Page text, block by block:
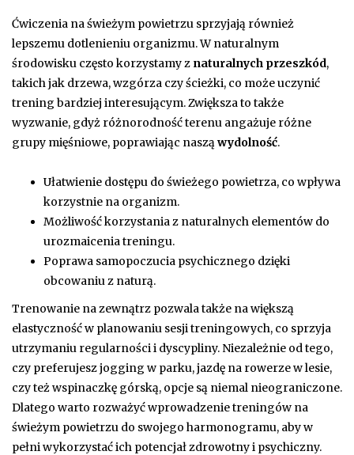
Ćwiczenia na świeżym powietrzu sprzyjają również
lepszemu dotlenieniu organizmu. W naturalnym
środowisku często korzystamy z naturalnych przeszkód,
takich jak drzewa, wzgórza czy ścieżki, co może uczynić
trening bardziej interesującym. Zwiększa to także
wyzwanie, gdyż różnorodność terenu angażuje różne
grupy mięśniowe, poprawiając nasząwydolność.
Ułatwienie dostępu do świeżego powietrza, co wpływa
korzystnie na organizm.
Możliwość korzystania z naturalnych elementów do
urozmaicenia treningu.
Poprawa samopoczucia psychicznego dzięki
obcowaniu z naturą.
Trenowanie na zewnątrz pozwala także na większą
elastyczność w planowaniu sesji treningowych, co sprzyja
utrzymaniu regularności i dyscypliny. Niezależnie od tego,
czy preferujesz jogging w parku, jazdę na rowerze w lesie,
czy też wspinaczkę górską, opcje są niemal nieograniczone.
Dlatego warto rozważyć wprowadzenie treningów na
świeżym powietrzu do swojego harmonogramu, aby w
pełni wykorzystać ich potencjał zdrowotny i psychiczny.